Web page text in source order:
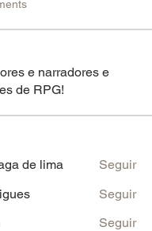
e narradores e
de RPG!
de lima
Seguir
Seguir
Seguir